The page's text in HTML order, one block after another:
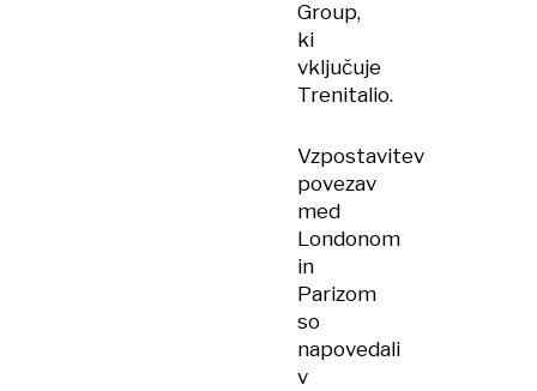
Group,
ki
vključuje
Trenitalio.
Vzpostavitev
povezav
med
Londonom
in
Parizom
so
napovedali
v